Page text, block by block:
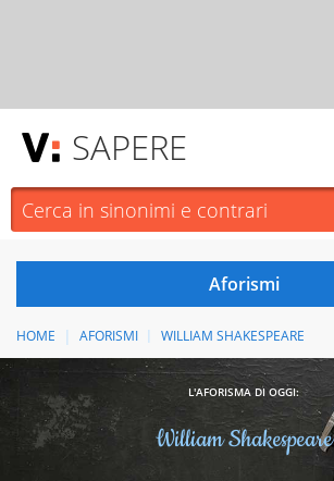
SAPERE
HOME AFORISMI WILLIAM SHAKESPEARE
L'AFORISMA DI OGGI:
William Shakespeare